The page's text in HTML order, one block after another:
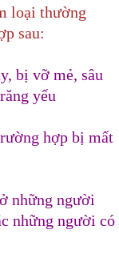
loại thường
sau:
bị vỡ mẻ, sâu
yếu
hợp bị mất
những người
những người có